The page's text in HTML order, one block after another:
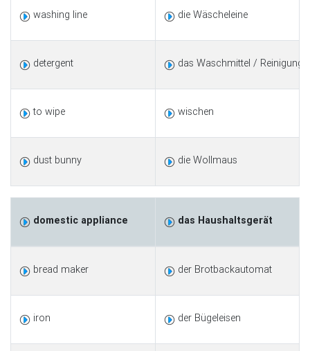
washing line die Wäscheleine
detergent das Waschmittel /
to wipe wischen
dust bunny die Wollmaus
domestic appliance das Haushaltsgerät
bread maker der Brotbackautomat
iron der Bügeleisen